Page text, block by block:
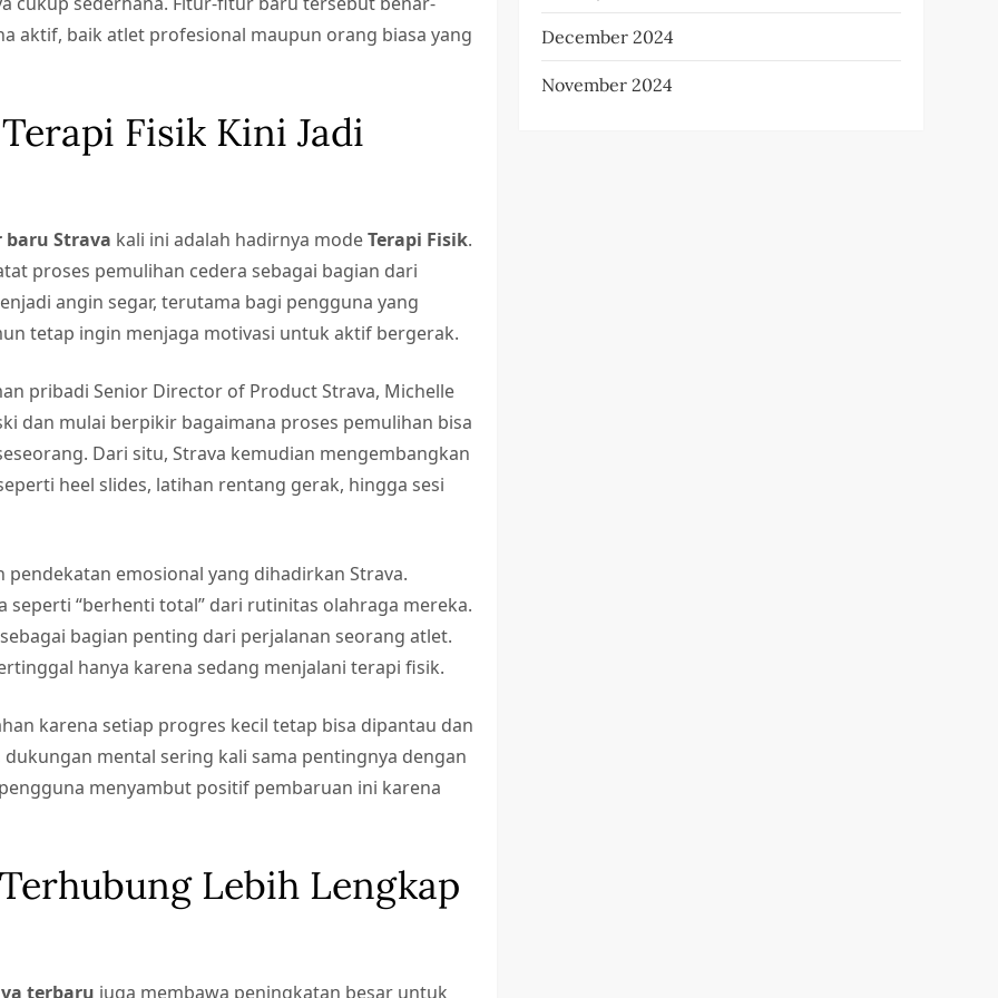
aktif, baik atlet profesional maupun orang biasa yang
Fisik Kini Jadi
Strava kali ini adalah hadirnya modeTerapi Fisik.
proses pemulihan cedera sebagai bagian dari
angin segar, terutama bagi pengguna yang
tetap ingin menjaga motivasi untuk aktif bergerak.
pribadi Senior Director of Product Strava, Michelle
dan mulai berpikir bagaimana proses pemulihan bisa
Dari situ, Strava kemudian mengembangkan
heel slides, latihan rentang gerak, hingga sesi
emosional yang dihadirkan Strava.
seperti “berhenti total” dari rutinitas olahraga mereka.
bagian penting dari perjalanan seorang atlet.
hanya karena sedang menjalani terapi fisik.
karena setiap progres kecil tetap bisa dipantau dan
mental sering kali sama pentingnya dengan
menyambut positif pembaruan ini karena
Lebih Lengkap
terbaru juga membawa peningkatan besar untuk
December 2024
November 2024